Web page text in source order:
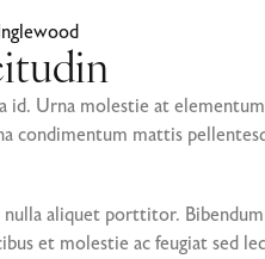
id. Urna molestie at
condimentum mattis
aliquet porttitor. Bibendum
et molestie ac feugiat sed